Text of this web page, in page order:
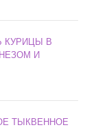
КУРИЦЫ В
И
ТЫКВЕННОЕ